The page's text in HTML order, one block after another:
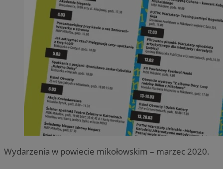
Wydarzenia w powiecie mikołowskim – marzec 2020.